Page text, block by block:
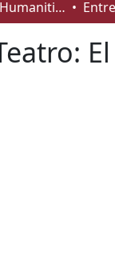
Department of Humanities